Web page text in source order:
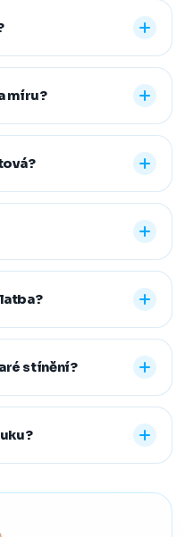
na míru: rolety den a
a termo rolety, vertikální,
a sítě proti
střešní i atypická
míru?
typu stínění a jeho
látky či dekoru.
zdarma.
dní od
zvládneme během
vždy se snažíme
Vysočině a v Praze. V
vzdálenější
nezávazný
zálohu na materiál a
montáži, když je vše
platbu převodem,
stínění?
vás profesionálně
abyste neměli
materiály a precizní
potřeba cokoliv řešit,